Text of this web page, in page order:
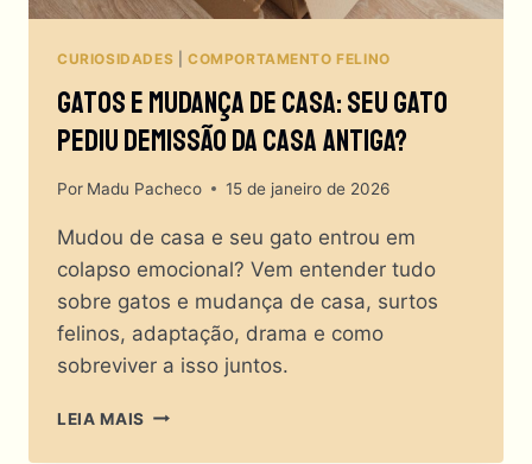
CURIOSIDADES COMPORTAMENTO FELINO
Gatos E Mudança De Casa: Seu Gato
Pediu Demissão Da Casa Antiga?
Por Madu Pacheco 15 de janeiro de 2026
Mudou de casa e seu gato entrou em
colapso emocional? Vem entender tudo
sobre gatos e mudança de casa, surtos
felinos, adaptação, drama e como
sobreviver a isso juntos.
LEIA MAIS GATOS